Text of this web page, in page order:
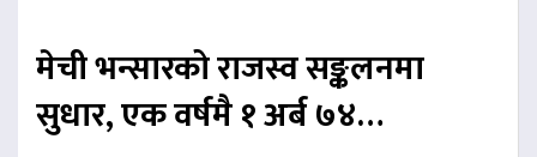
मेची भन्सारको राजस्व सङ्कलनमा
सुधार, एक वर्षमै १ अर्ब ७४…